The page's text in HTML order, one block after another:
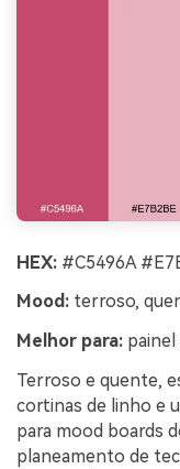
HEX: #C5496A
Mood: terroso,
Melhor para:
Terroso e quente,
cortinas de linho e
para mood boards
planeamento de